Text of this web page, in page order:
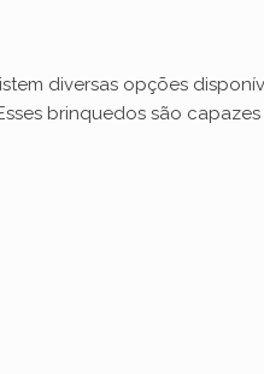
diversas opções
brinquedos são